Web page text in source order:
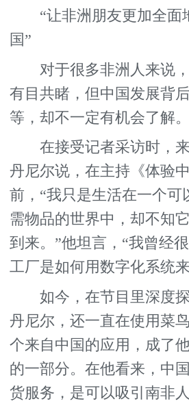
“让非洲朋友更加全面
国”
对于很多非洲人来说，
有目共睹，但中国发展背
等，却不一定有机会了解。
在接受记者采访时，来
丹尼尔说，在主持《体验
前，“我只是生活在一个可
需物品的世界中，却不知
到来。”他坦言，“我曾经
工厂是如何用数字化系统
如今，在节目里深度探
丹尼尔，还一直在使用菜
个来自中国的应用，成了
的一部分。在他看来，中
货服务，是可以吸引南非